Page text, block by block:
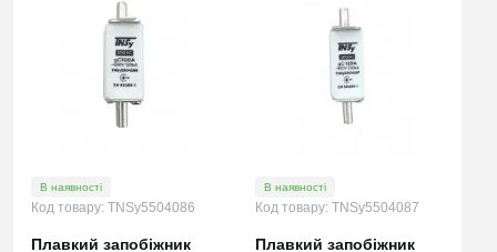
В наявності
Код товару: TNSy5504086
Плавкий запобіжник
В наявності
Код товару: TNSy5504087
Плавкий запобіжник